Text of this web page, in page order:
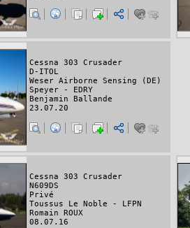
Cessna 303 Crusader
D-ITOL
Weser Airborne Sensing (DE)
Speyer - EDRY
Benjamin Ballande
23.07.20
Cessna 303 Crusader
N609DS
Privé
Toussus Le Noble - LFPN
Romain ROUX
08.07.16